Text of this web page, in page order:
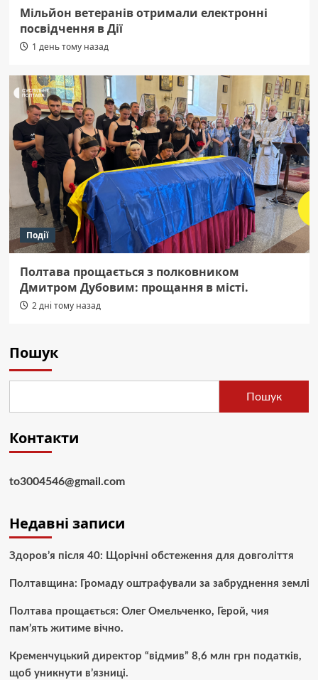
Мільйон ветеранів отримали електронні
посвідчення в Дії
1 день тому назад
Події
Полтава прощається з полковником
Дмитром Дубовим: прощання в місті.
2 дні тому назад
Пошук
Пошук
Контакти
to3004546@gmail.com
Недавні записи
Здоров’я після 40: Щорічні обстеження для довголіття
Полтавщина: Громаду оштрафували за забруднення землі
Полтава прощається: Олег Омельченко, Герой, чия
пам’ять житиме вічно.
Кременчуцький директор “відмив” 8,6 млн грн податків,
щоб уникнути в’язниці.